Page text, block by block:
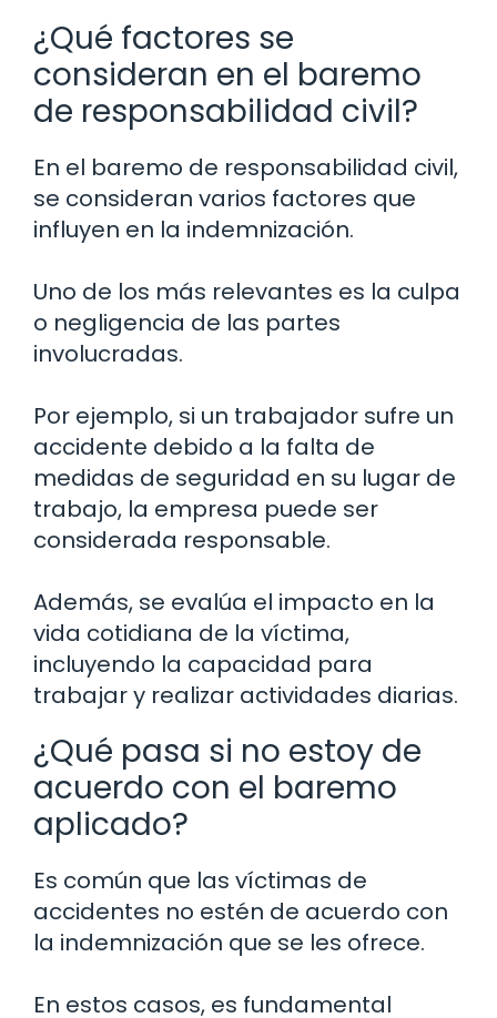
¿Qué factores se
consideran en el baremo
de responsabilidad civil?
En el baremo de responsabilidad civil,
se consideran varios factores que
influyen en la indemnización.
Uno de los más relevantes es la culpa
o negligencia de las partes
involucradas.
Por ejemplo, si un trabajador sufre un
accidente debido a la falta de
medidas de seguridad en su lugar de
trabajo, la empresa puede ser
considerada responsable.
Además, se evalúa el impacto en la
vida cotidiana de la víctima,
incluyendo la capacidad para
trabajar y realizar actividades diarias.
¿Qué pasa si no estoy de
acuerdo con el baremo
aplicado?
Es común que las víctimas de
accidentes no estén de acuerdo con
la indemnización que se les ofrece.
En estos casos, es fundamental